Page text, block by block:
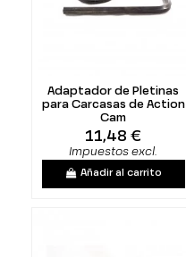
Adaptador de Pletinas
para Carcasas de Action
Cam
11,48 €
Impuestos excl.
Añadir al carrito